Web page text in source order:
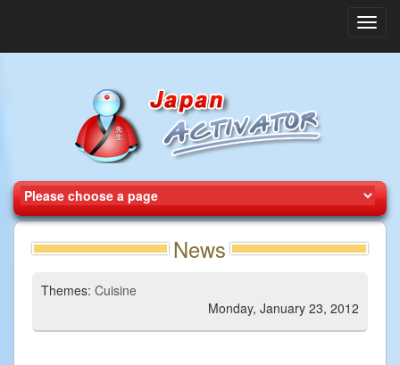
News
Themes: Cuisine
Monday, January 23, 2012